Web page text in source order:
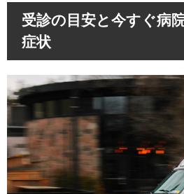
受診の目安と今すぐ病
症状